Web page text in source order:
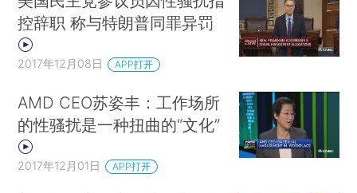
控辞职 称与特朗普同罪异罚
2017年12月08日 APP打开
AMD CEO苏姿丰：工作场所
的性骚扰是一种扭曲的“文化”
2017年12月01日 APP打开